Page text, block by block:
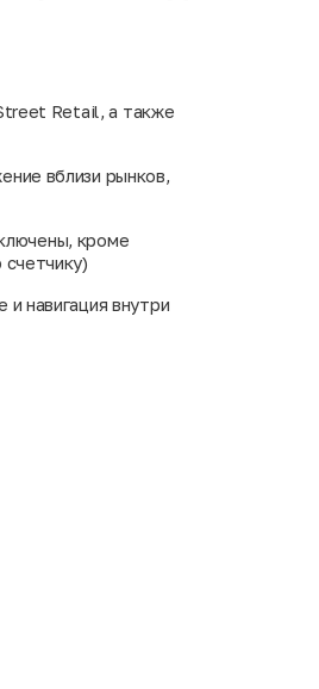
Retail, а также
вблизи рынков,
кроме
навигация внутри